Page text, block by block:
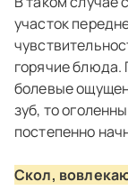
участок
горячие блюда.
болевые
зуб, то
постепенно
Скол,